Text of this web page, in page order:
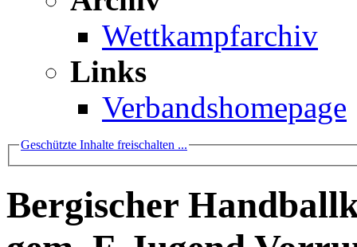
Wettkampfarchiv
Links
Verbandshomepage
Geschützte Inhalte freischalten ...
Bergischer